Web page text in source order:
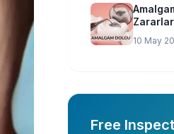
10 May
Free